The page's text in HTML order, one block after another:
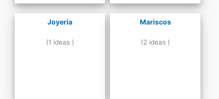
Joyería
(1 ideas )
Mariscos
(2 ideas )